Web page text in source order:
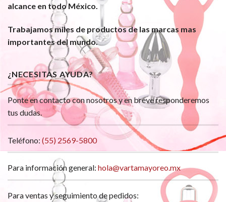
alcance en todo México.
Trabajamos miles de productos de las marcas mas
importantes del mundo.
¿NECESITAS AYUDA?
Ponte en contacto con nosotros y en breve responderemos
tus dudas.
Teléfono: (55) 2569-5800
Para información general: hola@vartamayoreo.mx
Para ventas y seguimiento de pedidos: